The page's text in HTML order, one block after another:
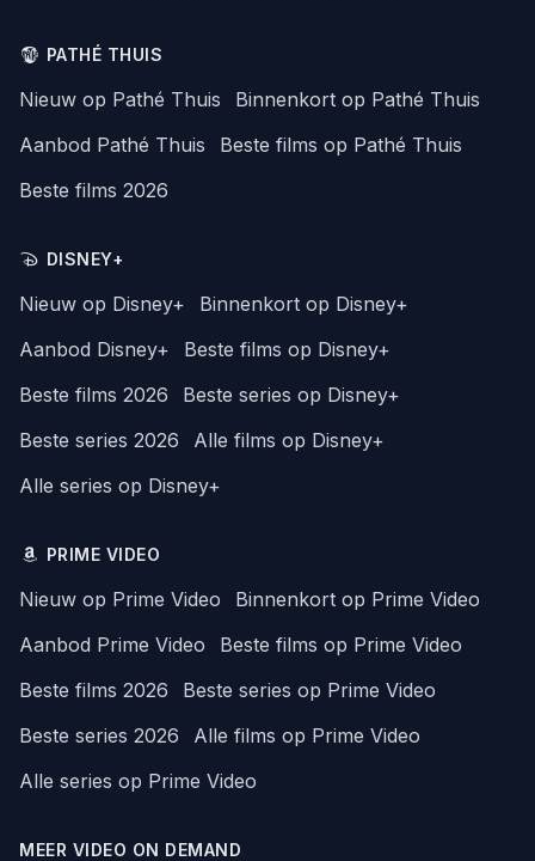
PATHÉ THUIS
Nieuw op Pathé Thuis
Binnenkort op Pathé Thuis
Aanbod Pathé Thuis
Beste films op Pathé Thuis
Beste films 2026
DISNEY+
Nieuw op Disney+
Binnenkort op Disney+
Aanbod Disney+
Beste films op Disney+
Beste films 2026
Beste series op Disney+
Beste series 2026
Alle films op Disney+
Alle series op Disney+
PRIME VIDEO
Nieuw op Prime Video
Binnenkort op Prime Video
Aanbod Prime Video
Beste films op Prime Video
Beste films 2026
Beste series op Prime Video
Beste series 2026
Alle films op Prime Video
Alle series op Prime Video
MEER VIDEO ON DEMAND